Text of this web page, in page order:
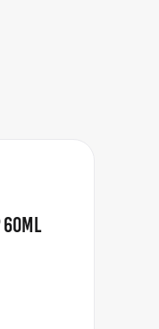
60ml